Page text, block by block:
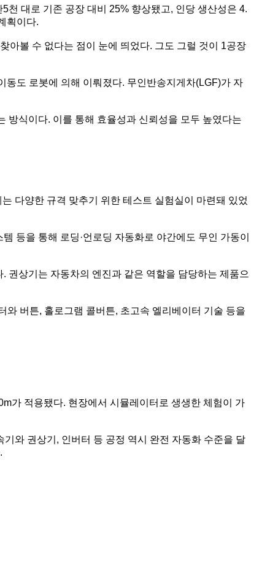
천 대로 기존 공장 대비 25% 향상됐고, 인당 생산성은 4.
획이다.
아볼 수 없다는 점이 눈에 띄었다. 그도 그럴 것이 1공장
동도 로봇에 의해 이뤄졌다. 무인반송지게차(LGF)가 자
방식이다. 이를 통해 효율성과 신뢰성을 모두 높였다는
다양한 규격 맞추기 위한 테스트 실험실이 마련돼 있었
등을 통해 로딩·언로딩 자동화로 야간에도 무인 가동이
권상기는 자동차의 엔진과 같은 역할을 담당하는 제품으
버튼, 홀로그램 콜버튼, 초고속 엘리베이터 기술 등을
가 적용됐다. 현장에서 시뮬레이터로 생생한 체험이 가
와 권상기, 인버터 등 공정 역시 완전 자동화 수준을 달